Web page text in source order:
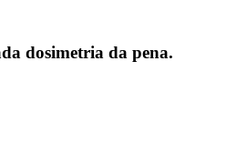
dosimetria da pena.